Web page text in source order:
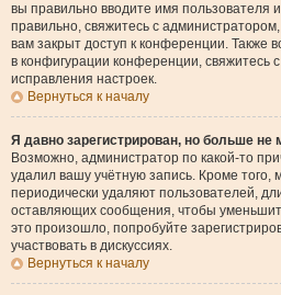
вы правильно вводите имя пользователя
правильно, свяжитесь с
вам закрыт доступ к конференции. Также
в конфигурации конференции, свяжитесь
исправления настроек.
Вернуться к началу
Я давно зарегистрирован, но больше не
Возможно, администратор по какой-то
удалил вашу учётную запись. Кроме того,
периодически удаляют пользователей,
оставляющих сообщения, чтобы
это произошло, попробуйте
участвовать в дискуссиях.
Вернуться к началу